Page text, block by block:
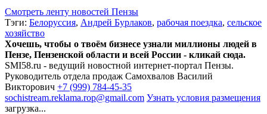
Смотреть ленту новостей Пензы
Тэги: Белоруссия, Андрей Бурлаков, рабочая поездка, сельское
хозяйство
Хочешь, чтобы о твоём бизнесе узнали миллионы людей в
Пензе, Пензенской области и всей России - кликай сюда.
SMI58.ru - ведущий новостной интернет-портал Пензы.
Руководитель отдела продаж Самохвалов Василий
Викторович +7 (999) 784-45-35
sochistream.reklama.rop@gmail.com Узнать условия размещения
загрузка...